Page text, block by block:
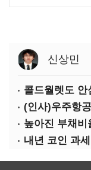
신상민
(인사)우주항